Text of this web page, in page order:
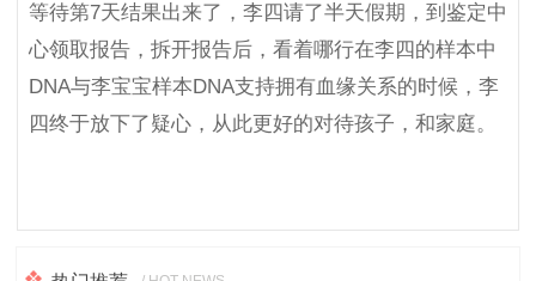
等待第7天结果出来了，李四请了半天假期，到鉴定中
心领取报告，拆开报告后，看着哪行在李四的样本中
DNA与李宝宝样本DNA支持拥有血缘关系的时候，李
四终于放下了疑心，从此更好的对待孩子，和家庭。